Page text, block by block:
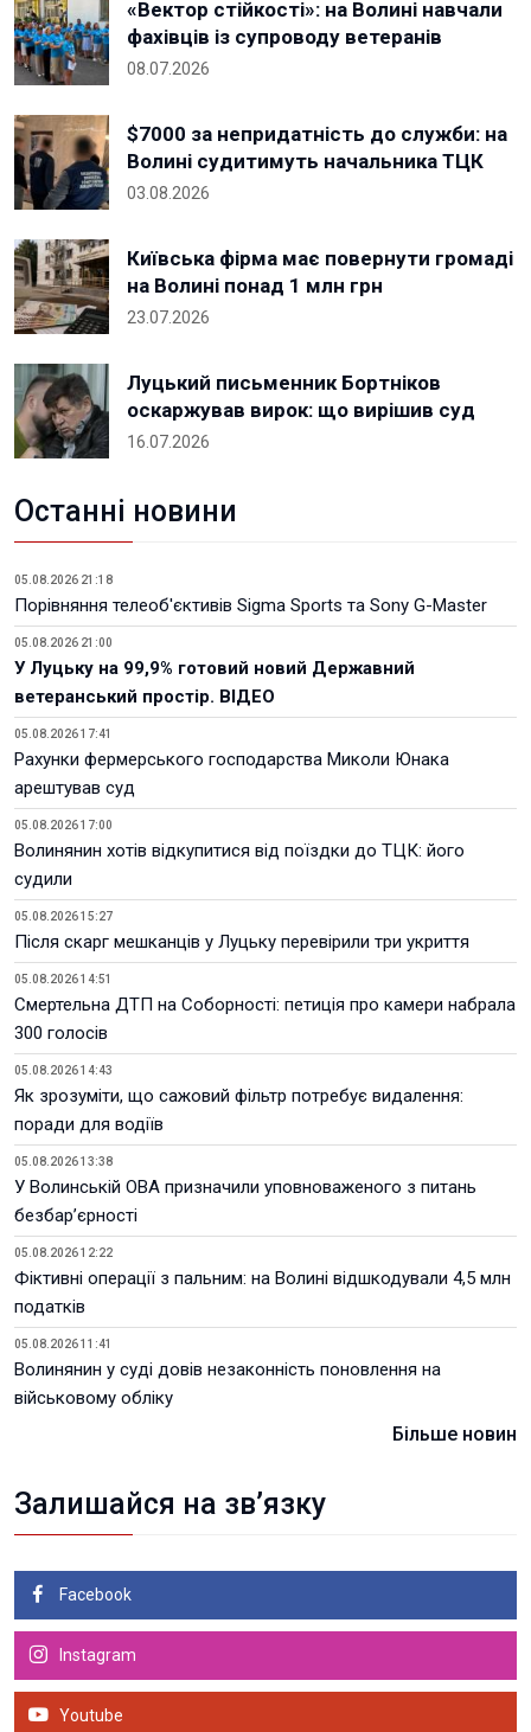
«Вектор стійкості»: на Волині навчали
фахівців із супроводу ветеранів
08.07.2026
$7000 за непридатність до служби: на
Волині судитимуть начальника ТЦК
03.08.2026
Київська фірма має повернути громаді
на Волині понад 1 млн грн
23.07.2026
Луцький письменник Бортніков
оскаржував вирок: що вирішив суд
16.07.2026
Останні новини
05.08.2026 21:18
Порівняння телеоб'єктивів Sigma Sports та Sony G-Master
05.08.2026 21:00
У Луцьку на 99,9% готовий новий Державний
ветеранський простір. ВІДЕО
05.08.2026 17:41
Рахунки фермерського господарства Миколи Юнака
арештував суд
05.08.2026 17:00
Волинянин хотів відкупитися від поїздки до ТЦК: його
судили
05.08.2026 15:27
Після скарг мешканців у Луцьку перевірили три укриття
05.08.2026 14:51
Смертельна ДТП на Соборності: петиція про камери набрала
300 голосів
05.08.2026 14:43
Як зрозуміти, що сажовий фільтр потребує видалення:
поради для водіїв
05.08.2026 13:38
У Волинській ОВА призначили уповноваженого з питань
безбар’єрності
05.08.2026 12:22
Фіктивні операції з пальним: на Волині відшкодували 4,5 млн
податків
05.08.2026 11:41
Волинянин у суді довів незаконність поновлення на
військовому обліку
Більше новин
Залишайся на зв’язку
Facebook
Instagram
Youtube